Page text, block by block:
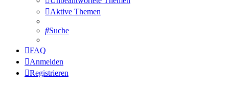
Aktive Themen
Suche
FAQ
Anmelden
Registrieren